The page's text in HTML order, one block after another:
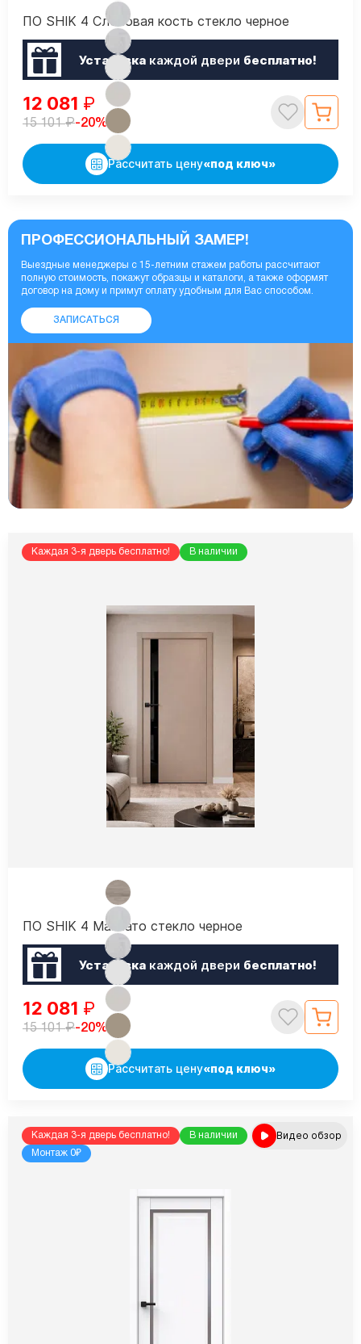
ПО SHIK 4 Слоновая кость стекло черное
Установкакаждой двери бесплатно!
12 081 ₽
15 101₽-20%
Рассчитать цену«под ключ»
ПРОФЕССИОНАЛЬНЫЙ ЗАМЕР!
Выездные менеджеры с 15-летним стажем работы рассчитают
полную стоимость, покажут образцы и каталоги, а также оформят
договор на дому и примут оплату удобным для Вас способом.
ЗАПИСАТЬСЯ
Каждая 3-я дверь бесплатно! В наличии
ПО SHIK 4 Макиато стекло черное
Установкакаждой двери бесплатно!
12 081 ₽
15 101₽-20%
Рассчитать цену«под ключ»
Каждая 3-я дверь бесплатно!
В наличии
Монтаж 0₽
Видео обзор